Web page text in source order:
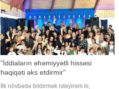
"İddiaların əhəmiyyətli hissəsi
həqiqəti əks etdirmir"
İlk növbədə bildirmək istəyirəm ki,